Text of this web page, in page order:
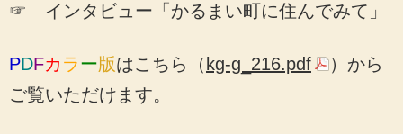
☞ インタビュー「かるまい町に住んでみて」
PDFカ ラー版はこちら（ kg-g_216.pdf
）から
ご覧いただけます。